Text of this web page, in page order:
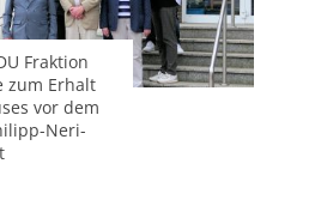
Fraktion
zum Erhalt
vor dem
Neri-